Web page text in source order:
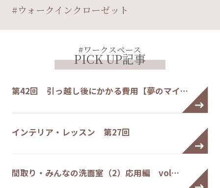
ウォークインクローゼット
#ワークスペース
PICK UP記事
第42回 引っ越し後にかかる費用【夢のマイ…
インテリア・レッスン 第27回
間取り・みんなの洗面室（2）応用編 vol…